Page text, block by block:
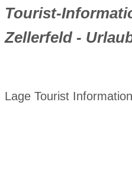
Tourist-
Zellerfeld -
Lage Tourist Information